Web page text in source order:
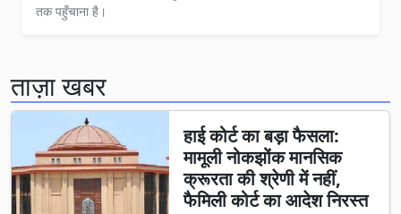
तक पहुँचाना है।
ताज़ा खबर
हाई कोर्ट का बड़ा फैसला:
मामूली नोकझोंक मानसिक
क्रूरता की श्रेणी में नहीं,
फैमिली कोर्ट का आदेश निरस्त